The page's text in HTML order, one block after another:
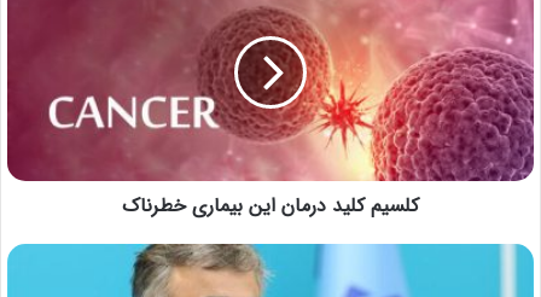
کلسیم کلید درمان این بیماری خطرناک